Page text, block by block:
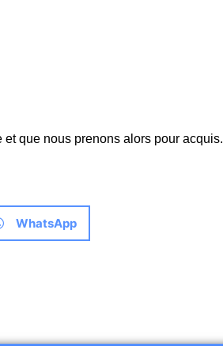
que nous prenons alors pour acquis.
WhatsApp